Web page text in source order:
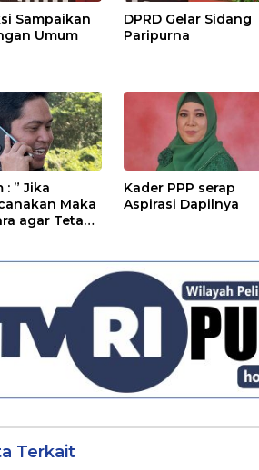
Sampaikan
Umum
DPRD Gelar Sidang
Paripurna
: ” Jika
Maka
agar Tetap
Kader PPP serap
Aspirasi Dapilnya
Terkait